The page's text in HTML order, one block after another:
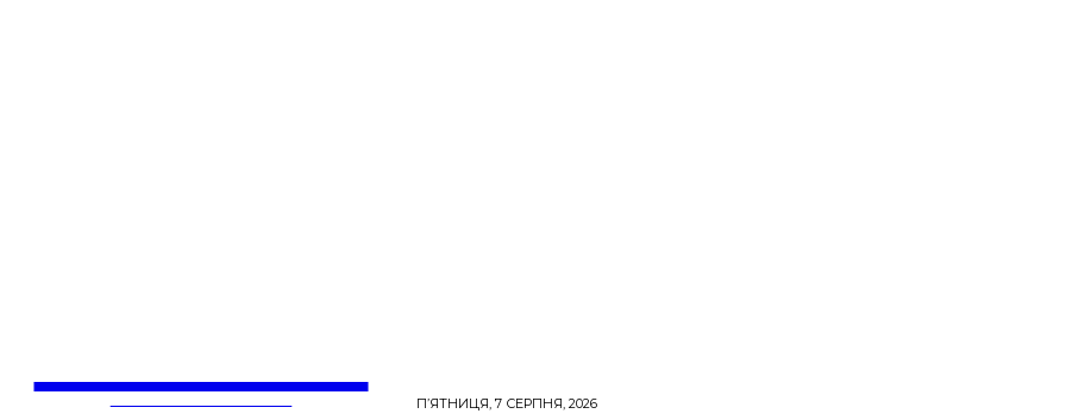
П’ЯТНИЦЯ, 7 СЕРПНЯ, 2026